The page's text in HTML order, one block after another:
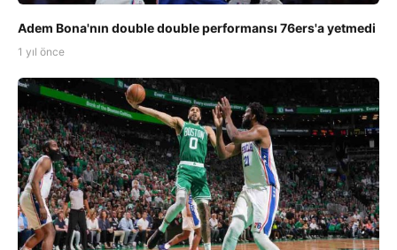
Adem Bona'nın double double performansı 76ers'a yetmedi
1 yıl önce